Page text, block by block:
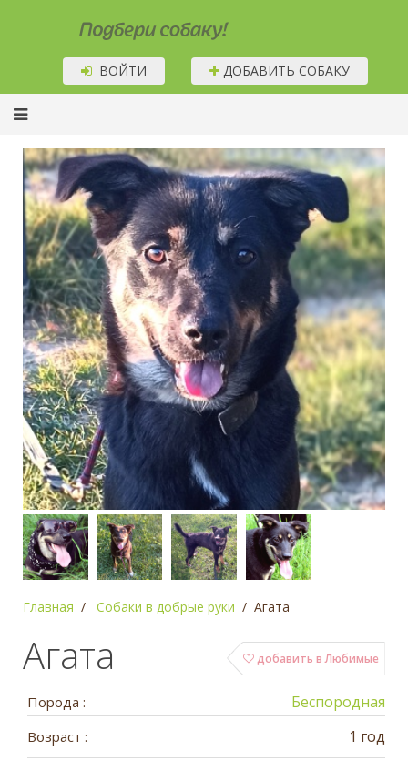
Подбери собаку!
ВОЙТИ ДОБАВИТЬ СОБАКУ
Главная Собаки в добрые руки Агата
добавить в Любимые
Агата
Порода : Беспородная
Возраст : 1 год